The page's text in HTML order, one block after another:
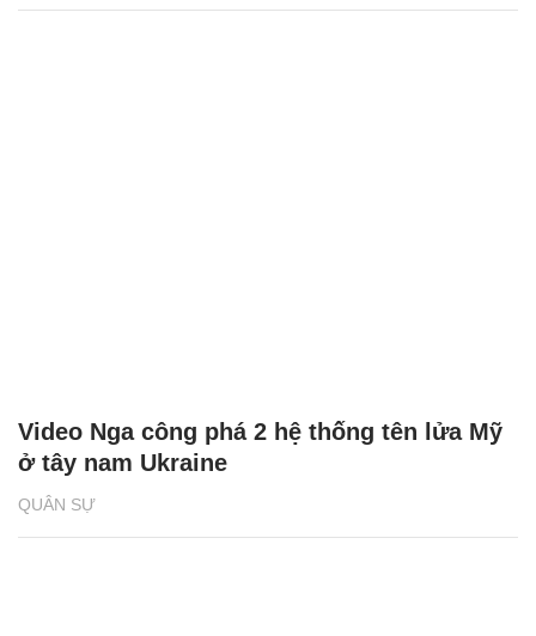
QUÂN SỰ
Video Nga công phá 2 hệ thống tên lửa Mỹ
ở tây nam Ukraine